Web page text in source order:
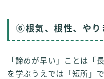
⑥根気、根性、やり
「諦めが早い」ことは「
を学ぶうえでは「短所」で